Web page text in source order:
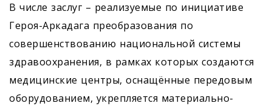
В числе заслуг – реализуемые по инициативе
Героя-Аркадага преобразования по
совершенствованию национальной системы
здраво­охранения, в рамках которых создаются
медицинские центры, оснащённые передовым
оборудованием, укрепляется материально-